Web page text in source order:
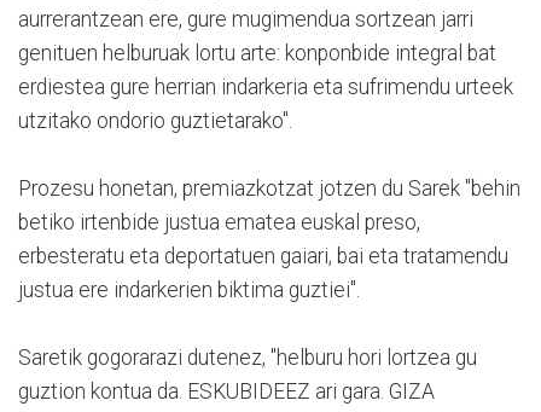
aurrerantzean ere, gure mugimendua sortzean jarri
genituen helburuak lortu arte: konponbide integral bat
erdiestea gure herrian indarkeria eta sufrimendu urteek
utzitako ondorio guztietarako".
Prozesu honetan, premiazkotzat jotzen du Sarek "behin
betiko irtenbide justua ematea euskal preso,
erbesteratu eta deportatuen gaiari, bai eta tratamendu
justua ere indarkerien biktima guztiei".
Saretik gogorarazi dutenez, "helburu hori lortzea gu
guztion kontua da. ESKUBIDEEZ ari gara. GIZA